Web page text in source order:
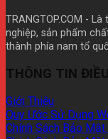
TRANGTOP.COM -
nghiệp, sản phẩm
thành phía nam tổ
THÔNG TIN
Giới Thiệu
Quy Ước Sử Dụng
Chính Sách Bảo Mật